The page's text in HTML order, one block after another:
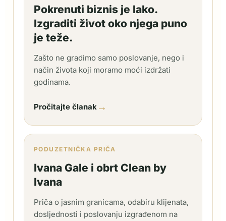
Pokrenuti biznis je lako.
Izgraditi život oko njega puno
je teže.
Zašto ne gradimo samo poslovanje, nego i
način života koji moramo moći izdržati
godinama.
Pročitajte članak →
PODUZETNIČKA PRIČA
Ivana Gale i obrt Clean by
Ivana
Priča o jasnim granicama, odabiru klijenata,
dosljednosti i poslovanju izgrađenom na